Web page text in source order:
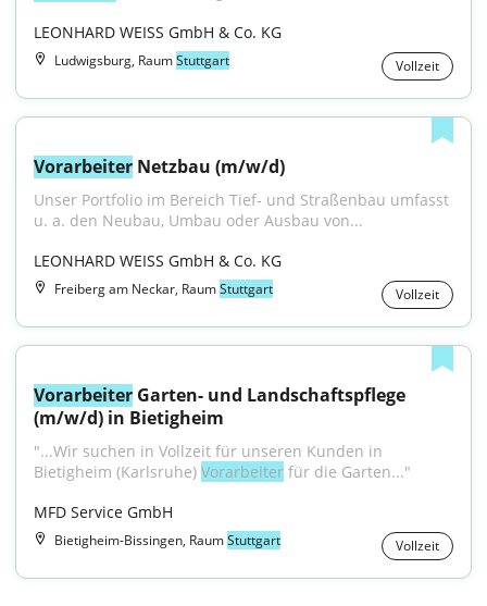
LEONHARD WEISS GmbH & Co. KG
Ludwigsburg, RaumStuttgart Vollzeit
Vorarbeiter Netzbau (m/w/d)
Unser Portfolio im Bereich Tief- und Straßenbau umfasst
u. a. den Neubau, Umbau oder Ausbau von...
LEONHARD WEISS GmbH & Co. KG
Freiberg am Neckar, RaumStuttgart Vollzeit
Vorarbeiter Garten- und Landschaftspflege
(m/w/d) in Bietigheim
"...Wir suchen in Vollzeit für unseren Kunden in
Bietigheim (Karlsruhe) Vorarbeiter für die Garten..."
MFD Service GmbH
Bietigheim-Bissingen, RaumStuttgart Vollzeit